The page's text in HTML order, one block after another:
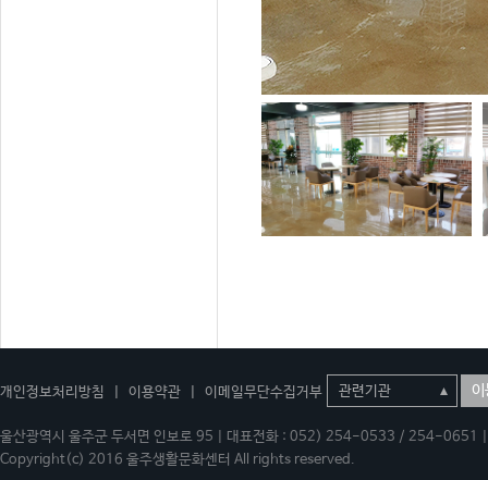
개인정보처리방침 이용약관 이메일무단수집거부 이
울산광역시 울주군 두서면 인보로 95 | 대표전화 : 052) 254-0533 / 254-
Copyright(c) 2016 울주생활문화센터 All rights reserved.